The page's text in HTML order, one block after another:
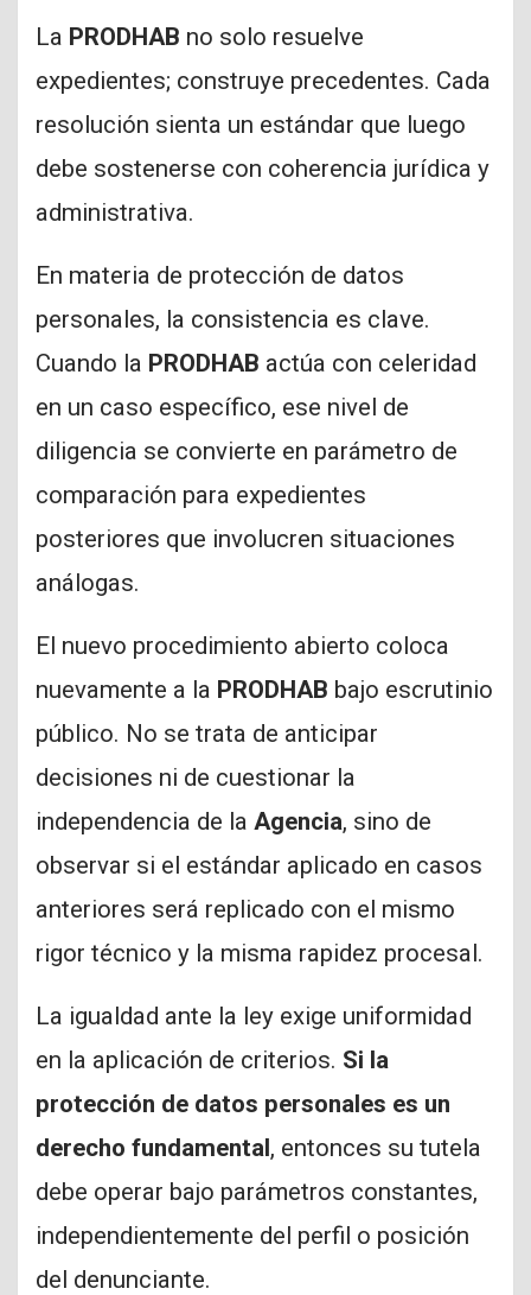
La PRODHAB no solo resuelve
expedientes; construye precedentes. Cada
resolución sienta un estándar que luego
debe sostenerse con coherencia jurídica y
administrativa.
En materia de protección de datos
personales, la consistencia es clave.
Cuando la PRODHAB actúa con celeridad
en un caso específico, ese nivel de
diligencia se convierte en parámetro de
comparación para expedientes
posteriores que involucren situaciones
análogas.
El nuevo procedimiento abierto coloca
nuevamente a la PRODHAB bajo escrutinio
público. No se trata de anticipar
decisiones ni de cuestionar la
independencia de la Agencia, sino de
observar si el estándar aplicado en casos
anteriores será replicado con el mismo
rigor técnico y la misma rapidez procesal.
La igualdad ante la ley exige uniformidad
en la aplicación de criterios. Si la
protección de datos personales es un
derecho fundamental, entonces su tutela
debe operar bajo parámetros constantes,
independientemente del perfil o posición
del denunciante.